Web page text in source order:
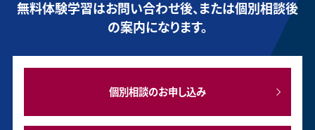
無料体験学習はお問い合わせ後、または個別相談後
の案内になります。
個別相談のお申し込み